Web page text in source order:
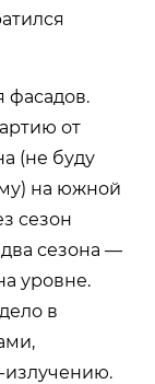
фасадов.
от
(не буду
на южной
сезон
сезона —
уровне.
в